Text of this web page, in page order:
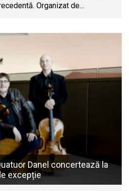
Organizat de…
Danel concertează la
excepție